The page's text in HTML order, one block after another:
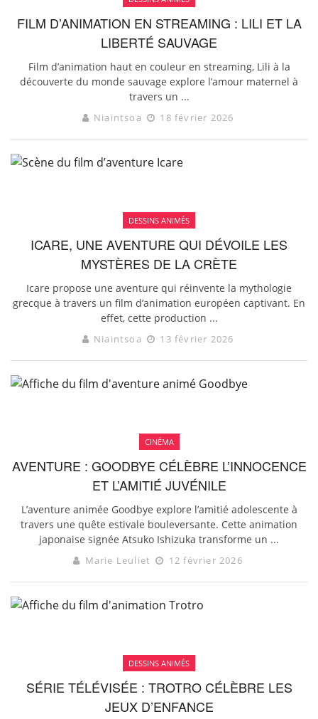
FILM D’ANIMATION EN STREAMING : LILI ET LA
LIBERTÉ SAUVAGE
Film d’animation haut en couleur en streaming, Lili à la
découverte du monde sauvage explore l’amour maternel à
travers un ...
Niaintsoa 18 février 2026
DESSINS ANIMÉS
ICARE, UNE AVENTURE QUI DÉVOILE LES
MYSTÈRES DE LA CRÈTE
Icare propose une aventure qui réinvente la mythologie
grecque à travers un film d’animation européen captivant. En
effet, cette production ...
Niaintsoa 13 février 2026
CINÉMA
AVENTURE : GOODBYE CÉLÈBRE L’INNOCENCE
ET L’AMITIÉ JUVÉNILE
L’aventure animée Goodbye explore l’amitié adolescente à
travers une quête estivale bouleversante. Cette animation
japonaise signée Atsuko Ishizuka transforme un ...
Marie Leuliet 12 février 2026
DESSINS ANIMÉS
SÉRIE TÉLÉVISÉE : TROTRO CÉLÈBRE LES
JEUX D’ENFANCE